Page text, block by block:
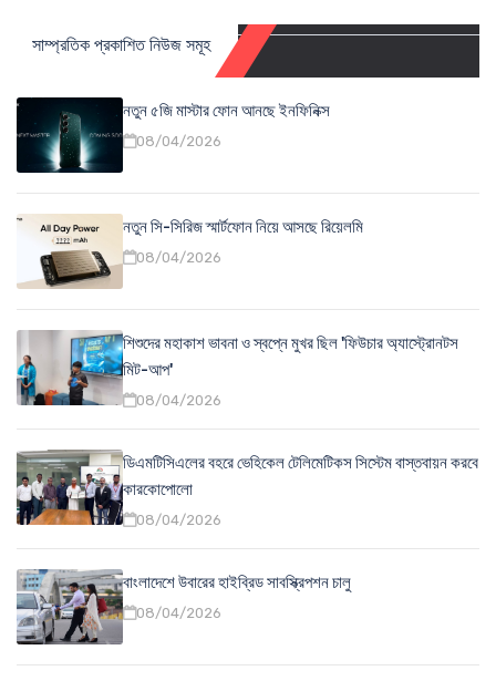
সাম্প্রতিক প্রকাশিত নিউজ সমূহ
নতুন ৫জি মাস্টার ফোন আনছে ইনফিনিক্স
08/04/2026
নতুন সি-সিরিজ স্মার্টফোন নিয়ে আসছে রিয়েলমি
08/04/2026
শিশুদের মহাকাশ ভাবনা ও স্বপ্নে মুখর ছিল 'ফিউচার অ্যাস্ট্রোনটস
মিট-আপ'
08/04/2026
ডিএমটিসিএলের বহরে ভেহিকেল টেলিমেটিকস সিস্টেম বাস্তবায়ন করবে
কারকোপোলো
08/04/2026
বাংলাদেশে উবারের হাইব্রিড সাবস্ক্রিপশন চালু
08/04/2026